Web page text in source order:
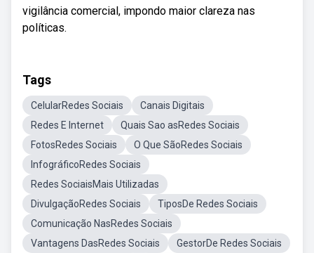
vigilância comercial, impondo maior clareza nas
políticas.
Tags
CelularRedes Sociais
Canais Digitais
Redes E Internet
Quais Sao asRedes Sociais
FotosRedes Sociais
O Que SãoRedes Sociais
InfográficoRedes Sociais
Redes SociaisMais Utilizadas
DivulgaçãoRedes Sociais
TiposDe Redes Sociais
Comunicação NasRedes Sociais
Vantagens DasRedes Sociais
GestorDe Redes Sociais